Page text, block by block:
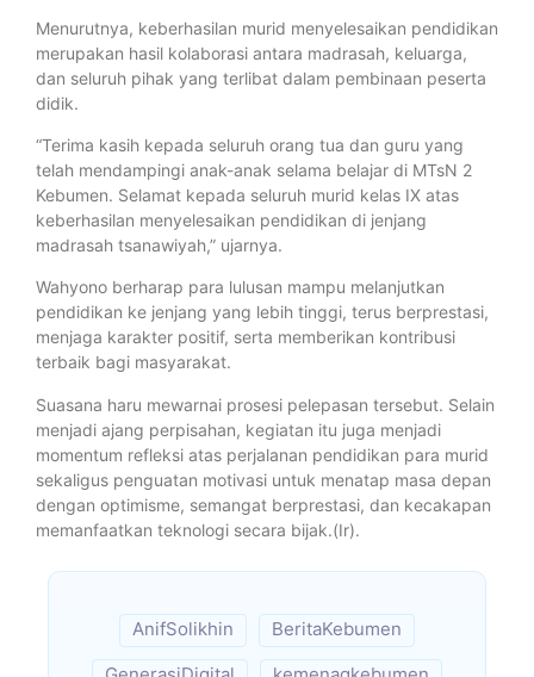
Menurutnya, keberhasilan murid menyelesaikan pendidikan
merupakan hasil kolaborasi antara madrasah, keluarga,
dan seluruh pihak yang terlibat dalam pembinaan peserta
didik.
“Terima kasih kepada seluruh orang tua dan guru yang
telah mendampingi anak-anak selama belajar di MTsN 2
Kebumen. Selamat kepada seluruh murid kelas IX atas
keberhasilan menyelesaikan pendidikan di jenjang
madrasah tsanawiyah,” ujarnya.
Wahyono berharap para lulusan mampu melanjutkan
pendidikan ke jenjang yang lebih tinggi, terus berprestasi,
menjaga karakter positif, serta memberikan kontribusi
terbaik bagi masyarakat.
Suasana haru mewarnai prosesi pelepasan tersebut. Selain
menjadi ajang perpisahan, kegiatan itu juga menjadi
momentum refleksi atas perjalanan pendidikan para murid
sekaligus penguatan motivasi untuk menatap masa depan
dengan optimisme, semangat berprestasi, dan kecakapan
memanfaatkan teknologi secara bijak.(Ir).
AnifSolikhin
BeritaKebumen